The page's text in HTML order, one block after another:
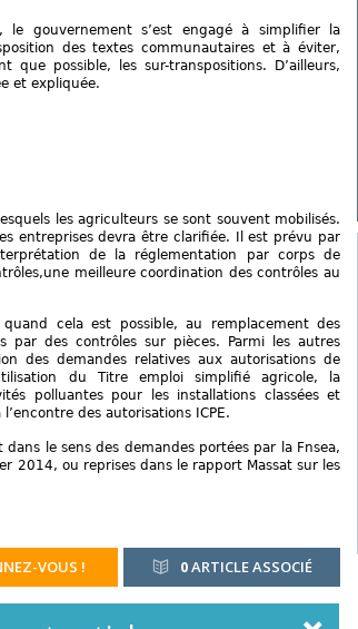
le gouvernement s’est engagé à simplifier la
des textes communautaires et à éviter,
que possible, les sur-transpositions. D’ailleurs,
et expliquée.
les agriculteurs se sont souvent mobilisés.
entreprises devra être clarifiée. Il est prévu par
de la réglementation par corps de
meilleure coordination des contrôles au
cela est possible, au remplacement des
par des contrôles sur pièces. Parmi les autres
des demandes relatives aux autorisations de
du Titre emploi simplifié agricole, la
polluantes pour les installations classées et
des autorisations ICPE.
le sens des demandes portées par la Fnsea,
2014, ou reprises dans le rapport Massat sur les
0ARTICLE ASSOCIÉ
VOUS !